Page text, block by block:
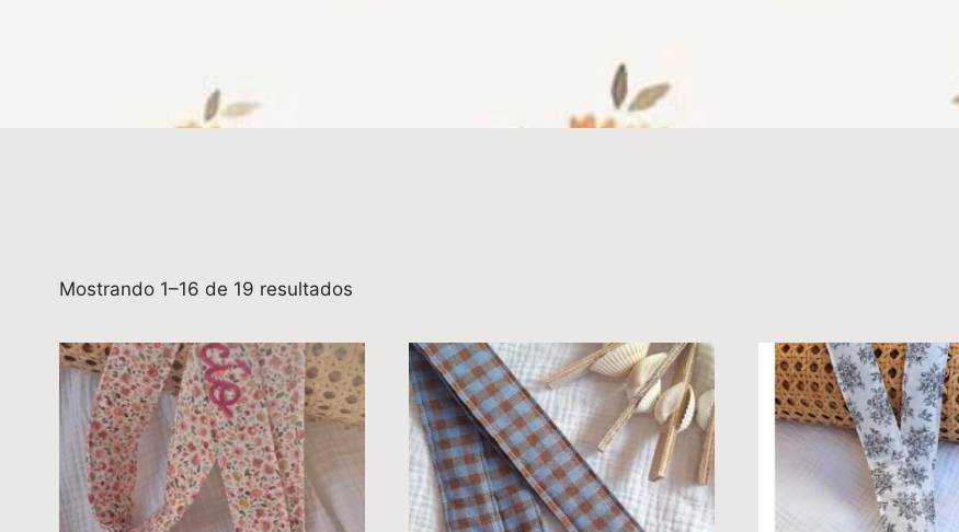
Mostrando 1–16 de 19 resultados